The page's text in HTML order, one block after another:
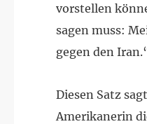
vorstellen
sagen muss:
gegen den
Diesen Satz
Amerikanerin